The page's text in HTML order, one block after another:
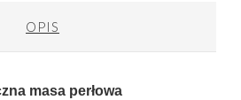
OPIS
masa perłowa